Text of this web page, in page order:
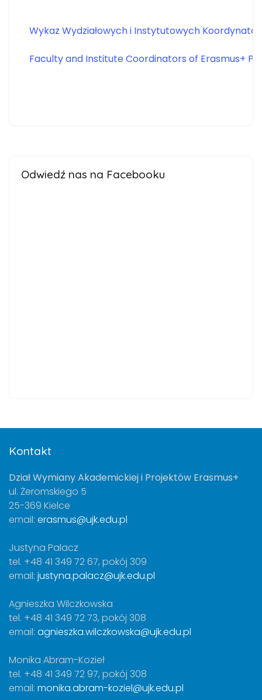
Wykaz Wydziałowych i Instytutowych
Faculty and Institute Coordinators of Erasmus+
Odwiedź nas na Facebooku
Kontakt
Dział Wymiany Akademickiej i Projektów Erasmus+
ul. Żeromskiego 5
25-369 Kielce
email: erasmus@ujk.edu.pl
Justyna Palacz
tel. +48 41 349 72 67, pokój 309
email: justyna.palacz@ujk.edu.pl
Agnieszka Wilczkowska
tel. +48 41 349 72 73, pokój 308
email: agnieszka.wilczkowska@ujk.edu.pl
Monika Abram-Kozieł
tel. +48 41 349 72 97, pokój 308
email: monika.abram-koziel@ujk.edu.pl